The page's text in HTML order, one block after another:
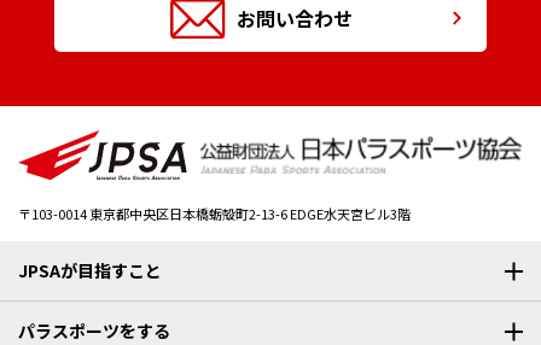
お問い合わせ
〒103-0014東京都中央区日本橋蛎殻町2-13-6 EDGE水天宮ビル3階
JPSAが目指すこと
パラスポーツをする